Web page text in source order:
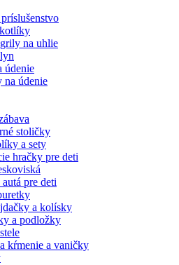
na uhlie
údenie
na údenie
stoličky
a sety
hračky pre deti
pre deti
a kolísky
a podložky
kŕmenie a vaničky